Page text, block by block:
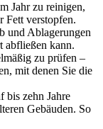
Jahr zu reinigen,
Fett verstopfen.
und Ablagerungen
abfließen kann.
zu prüfen –
mit denen Sie die
bis zehn Jahre
Gebäuden. So